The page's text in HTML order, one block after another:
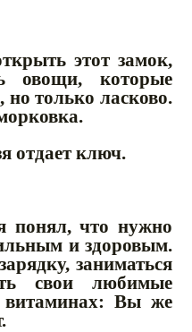
этот замок,
овощи, которые
но только ласково.
отдает ключ.
понял, что нужно
и здоровым.
заниматься
свои любимые
витаминах: Вы же